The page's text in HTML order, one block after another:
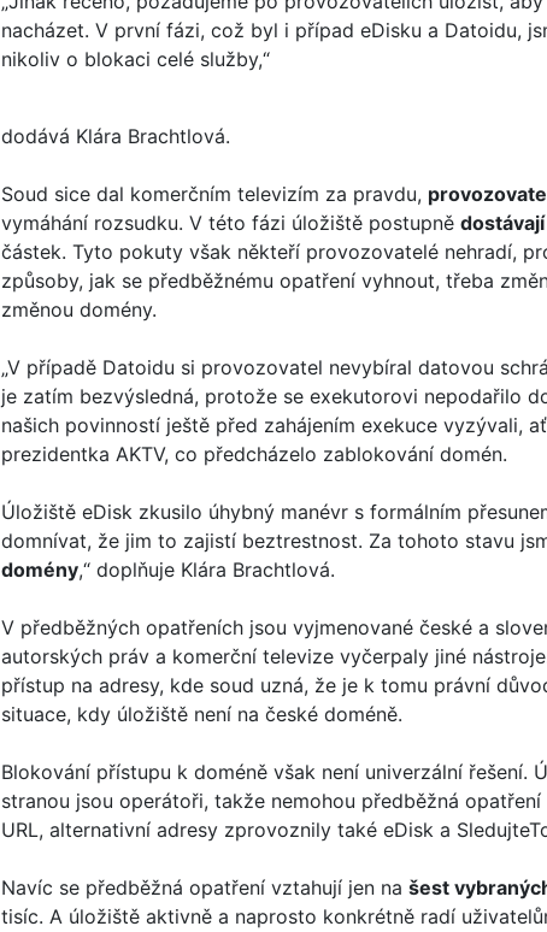
nacházet. V první fázi, což byl i případ eDisku a Datoidu,
nikoliv o blokaci celé služby,“
dodává Klára Brachtlová.
Soud sice dal komerčním televizím za pravdu,
vymáhání rozsudku. V této fázi úložiště postupně
částek. Tyto pokuty však někteří provozovatelé nehradí,
způsoby, jak se předběžnému opatření vyhnout, třeba
změnou domény.
„V případě Datoidu si provozovatel nevybíral datovou
je zatím bezvýsledná, protože se exekutorovi nepodařilo
našich povinností ještě před zahájením exekuce vyzývali,
prezidentka AKTV, co předcházelo zablokování domén.
Úložiště eDisk zkusilo úhybný manévr s formálním
domnívat, že jim to zajistí beztrestnost. Za tohoto stavu
domény,“ doplňuje Klára Brachtlová.
V předběžných opatřeních jsou vyjmenované české a
autorských práv a komerční televize vyčerpaly jiné
přístup na adresy, kde soud uzná, že je k tomu právní
situace, kdy úložiště není na české doméně.
Blokování přístupu k doméně však není univerzální
stranou jsou operátoři, takže nemohou předběžná
URL, alternativní adresy zprovoznily také eDisk a
Navíc se předběžná opatření vztahují jen na šest
tisíc. A úložiště aktivně a naprosto konkrétně radí